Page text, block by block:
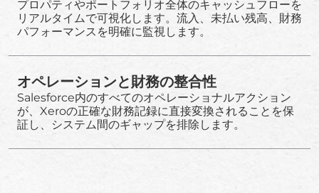
プロパティやポートフォリオ全体のキャッシュフローを
リアルタイムで可視化します。流入、未払い残高、財務
パフォーマンスを明確に監視します。
オペレーションと財務の整合性
Salesforce内のすべてのオペレーショナルアクション
が、Xeroの正確な財務記録に直接変換されることを保
証し、システム間のギャップを排除します。